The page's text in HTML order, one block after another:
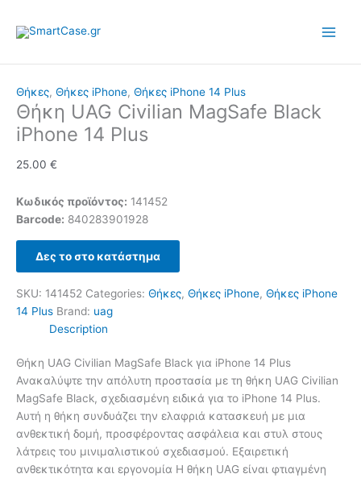
Θήκες, Θήκες iPhone, Θήκες iPhone 14 Plus
Θήκη UAG Civilian MagSafe Black
iPhone 14 Plus
25.00 €
Κωδικός προϊόντος: 141452
Barcode: 840283901928
Δες το στο κατάστημα
SKU: 141452 Categories: Θήκες, Θήκες iPhone, Θήκες iPhone
14 Plus Brand: uag
Description
Θήκη UAG Civilian MagSafe Black για iPhone 14 Plus
Ανακαλύψτε την απόλυτη προστασία με τη θήκη UAG Civilian
MagSafe Black, σχεδιασμένη ειδικά για το iPhone 14 Plus.
Αυτή η θήκη συνδυάζει την ελαφριά κατασκευή με μια
ανθεκτική δομή, προσφέροντας ασφάλεια και στυλ στους
λάτρεις του μινιμαλιστικού σχεδιασμού. Εξαιρετική
ανθεκτικότητα και εργονομία Η θήκη UAG είναι φτιαγμένη